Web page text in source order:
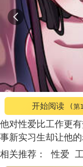
开始阅读 (第
他对性爱比工作更
事新实习生却让他
相关推荐：
性爱